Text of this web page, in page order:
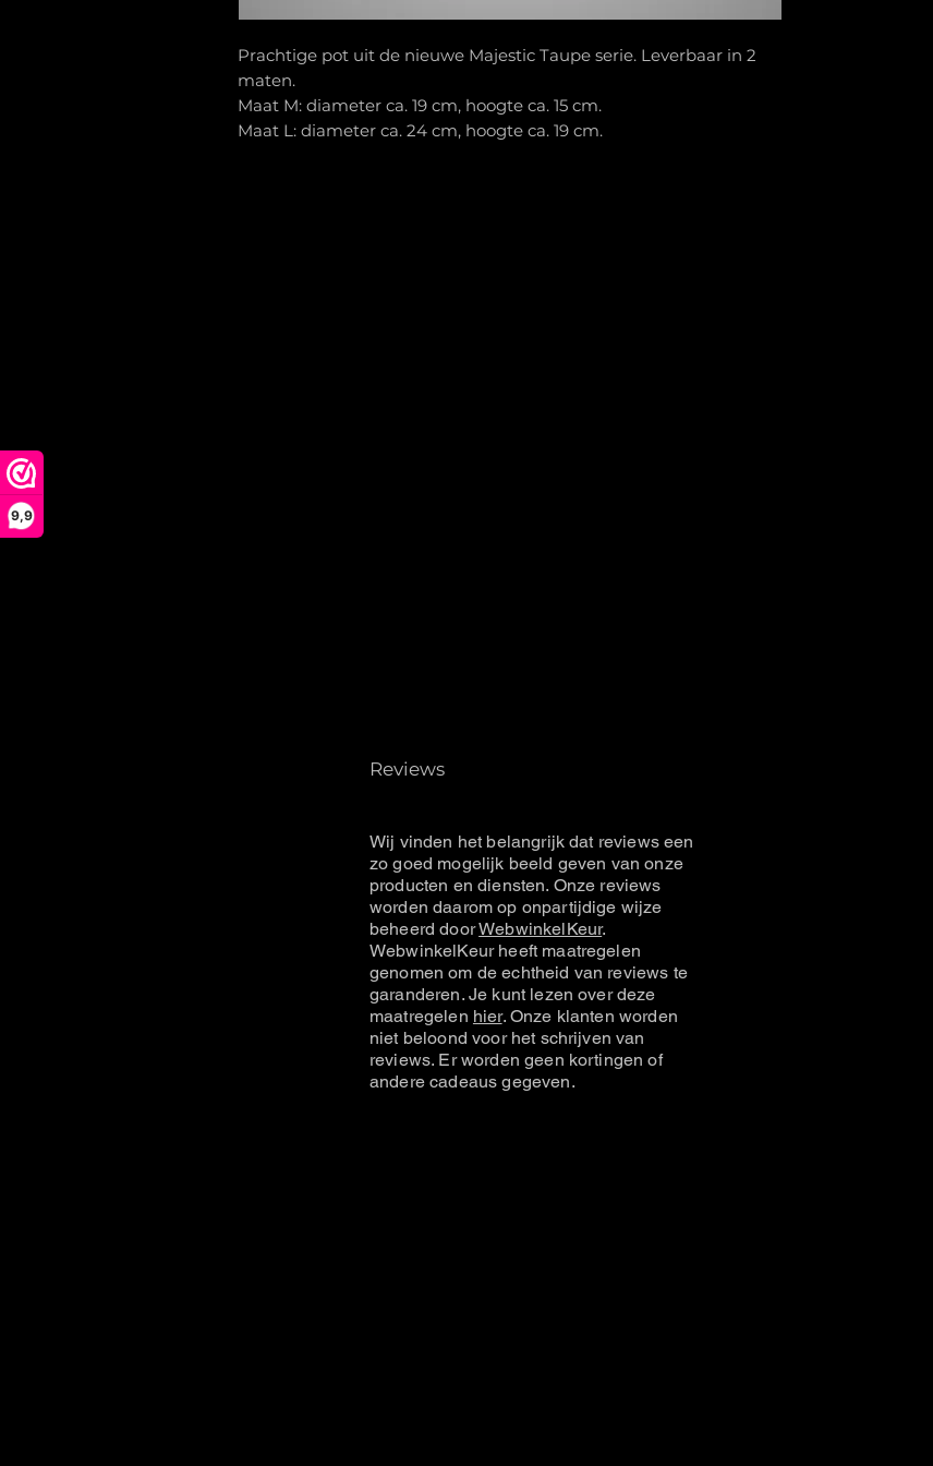
9,9
Prachtige pot uit de nieuwe Majestic Taupe serie. Leverbaar in 2
maten.
Maat M: diameter ca. 19 cm, hoogte ca. 15 cm.
Maat L: diameter ca. 24 cm, hoogte ca. 19 cm.
Reviews
Wij vinden het belangrijk dat reviews een
zo goed mogelijk beeld geven van onze
producten en diensten. Onze reviews
worden daarom op onpartijdige wijze
beheerd doorWebwinkelKeur.
WebwinkelKeur heeft maatregelen
genomen om de echtheid van reviews te
garanderen. Je kunt lezen over deze
maatregelen hier. Onze klanten worden
niet beloond voor het schrijven van
reviews. Er worden geen kortingen of
andere cadeaus gegeven.